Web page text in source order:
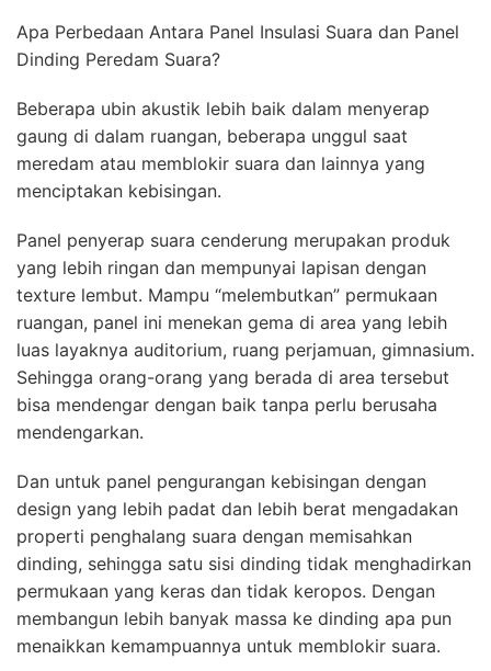
Apa Perbedaan Antara Panel Insulasi Suara dan Panel
Dinding Peredam Suara?
Beberapa ubin akustik lebih baik dalam menyerap
gaung di dalam ruangan, beberapa unggul saat
meredam atau memblokir suara dan lainnya yang
menciptakan kebisingan.
Panel penyerap suara cenderung merupakan produk
yang lebih ringan dan mempunyai lapisan dengan
texture lembut. Mampu “melembutkan” permukaan
ruangan, panel ini menekan gema di area yang lebih
luas layaknya auditorium, ruang perjamuan, gimnasium.
Sehingga orang-orang yang berada di area tersebut
bisa mendengar dengan baik tanpa perlu berusaha
mendengarkan.
Dan untuk panel pengurangan kebisingan dengan
design yang lebih padat dan lebih berat mengadakan
properti penghalang suara dengan memisahkan
dinding, sehingga satu sisi dinding tidak menghadirkan
permukaan yang keras dan tidak keropos. Dengan
membangun lebih banyak massa ke dinding apa pun
menaikkan kemampuannya untuk memblokir suara.